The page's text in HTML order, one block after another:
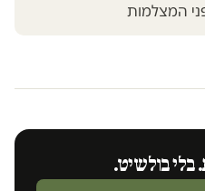
המצלמות
בלי בולשיט.